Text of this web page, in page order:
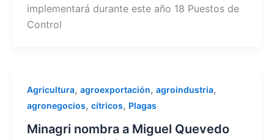
implementará durante este año 18 Puestos de
Control
Agricultura, agroexportación, agroindustria,
agronegocios, cítricos, Plagas
Minagri nombra a Miguel Quevedo